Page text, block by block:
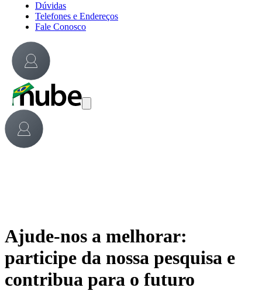
Dúvidas
Telefones e Endereços
Fale Conosco
Ajude-nos a melhorar:
participe da nossa pesquisa e
contribua para o futuro